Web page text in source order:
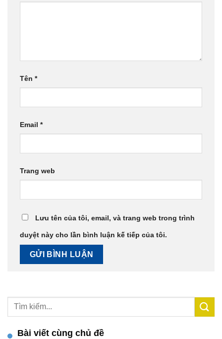
Tên *
Email *
Trang web
Lưu tên của tôi, email, và trang web trong trình
duyệt này cho lần bình luận kế tiếp của tôi.
Bài viết cùng chủ đề